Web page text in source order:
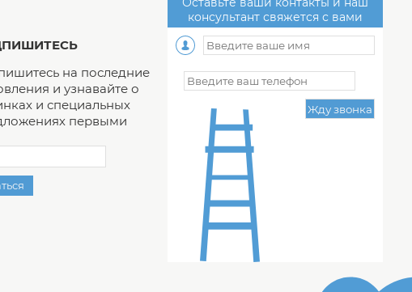
на последние
и узнавайте о
и специальных
первыми
консультант свяжется с вами